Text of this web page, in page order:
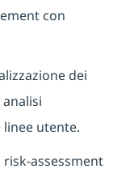
con
dei
utente.
assessment